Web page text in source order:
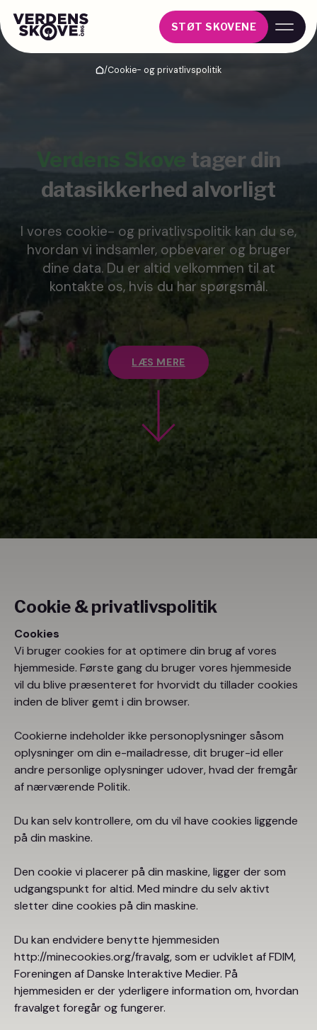
STØT SKOVENE
Hjem/Cookie- og privatlivspolitik
Verdens Skove
tager din
datasikkerhed alvorligt
I vores cookie- og privatlivspolitik kan du se,
hvordan vi indsamler, opbevarer og bruger
dine data. Du er altid velkommen til at
kontakte os, hvis du har spørgsmål.
LÆS MERE
Cookie & privatlivspolitik
Cookies
Vi bruger cookies for at optimere din brug af vores
hjemmeside. Første gang du bruger vores hjemmeside
vil du blive præsenteret for hvorvidt du tillader cookies
inden de bliver gemt i din browser.
Cookierne indeholder ikke personoplysninger såsom
oplysninger om din e-mailadresse, dit bruger-id eller
andre personlige oplysninger udover, hvad der fremgår
af nærværende Politik.
Du kan selv kontrollere, om du vil have cookies liggende
på din maskine.
Den cookie vi placerer på din maskine, ligger der som
udgangspunkt for altid. Med mindre du selv aktivt
sletter dine cookies på din maskine.
Du kan endvidere benytte hjemmesiden
http://minecookies.org/fravalg, som er udviklet af FDIM,
Foreningen af Danske Interaktive Medier. På
hjemmesiden er der yderligere information om, hvordan
fravalget foregår og fungerer.